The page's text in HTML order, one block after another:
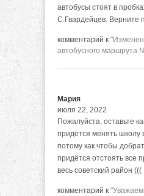
автобусы стоят в
С.Гвардейцев. Верните
комментарий к
автобусного маршрута
Мария
июля 22, 2022
Пожалуйста, оставьте
придётся менять школу
потому как чтобы
придётся отстоять все
весь советский район (((
комментарий к